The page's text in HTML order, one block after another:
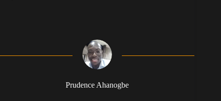
Prudence Ahanogbe